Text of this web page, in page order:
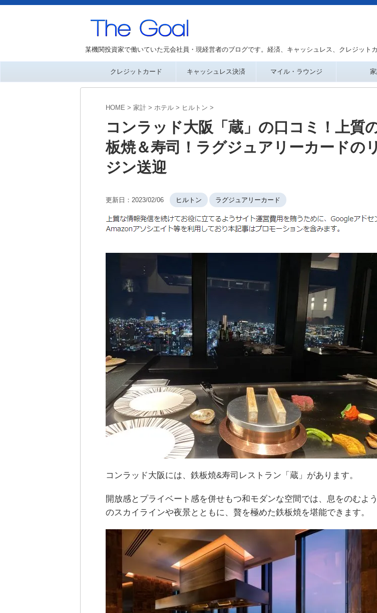
某機関投資家で働いていた元会社員・現経営者のブログです。経済、キャッシュレス、クレジット
クレジットカード キャッシュレス決済 マイル・ラウンジ
HOME > 家計 > ホテル > ヒルトン >
コンラッド大阪「蔵」の口コミ！上質
板焼＆寿司！ラグジュアリーカードの
ジン送迎
更新日： 2023/02/06 ヒルトン ラグジュアリーカード
コンラッド大阪には、鉄板焼&寿司レストラン「蔵」があります。
開放感とプライベート感を併せもつ和モダンな空間では、息をのむよ
のスカイラインや夜景とともに、贅を極めた鉄板焼を堪能できます。